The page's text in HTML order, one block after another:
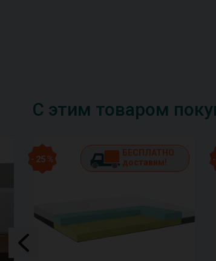
С этим товаром
- 25 %
БЕСПЛАТНО
доставим!